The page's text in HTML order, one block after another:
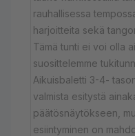
rauhallisessa
harjoitteita sekä
Tämä tunti ei voi olla
suosittelemme
Aikuisbaletti 3-4-
valmista esitystä
päätösnäytökseen,
esiintyminen on